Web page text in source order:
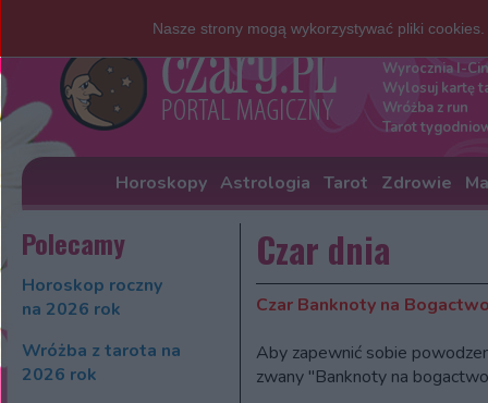
Darmowe
Wyrocznia I-
Wylosuj kartę
Wróżba z run
Tarot
Horoskopy Astrologia Tarot Zdrowie
Polecamy
Horoskop roczny
na 2026 rok
Wróżba z tarota na
2026 rok
Czar dnia
Czar Banknoty na
Aby zapewnić sobie
zwany "Banknoty na
Nasze strony mogą wykorzystywać pliki cookies.